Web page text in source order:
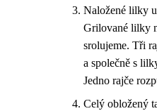
Naložené lilky
Grilované lilky
srolujeme. Tři
a společně s
Jedno rajče
Celý obložený